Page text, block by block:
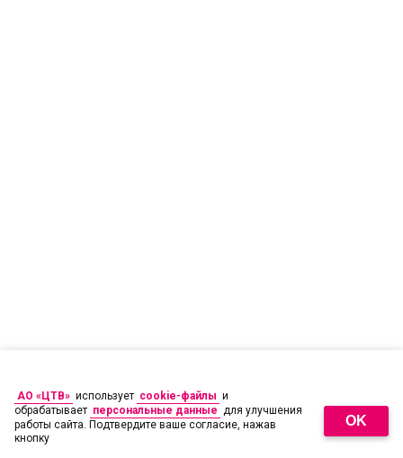
АО «ЦТВ» использует cookie-файлы и
обрабатывает персональные данные для улучшения
работы сайта. Подтвердите ваше согласие, нажав
кнопку
OK